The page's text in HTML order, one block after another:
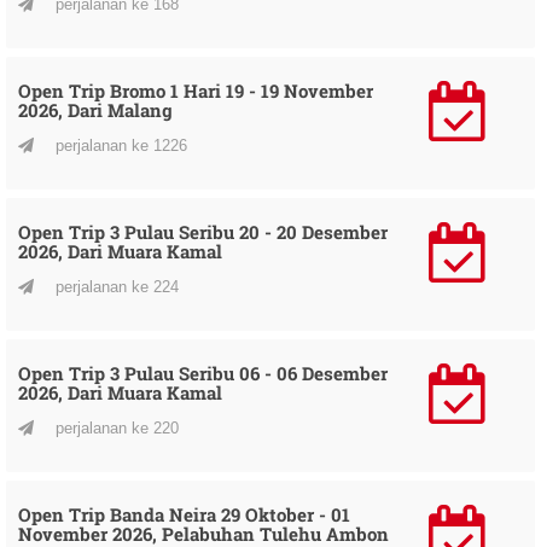
perjalanan ke 168
Open Trip Bromo 1 Hari 19 - 19 November
2026, Dari Malang
perjalanan ke 1226
Open Trip 3 Pulau Seribu 20 - 20 Desember
2026, Dari Muara Kamal
perjalanan ke 224
Open Trip 3 Pulau Seribu 06 - 06 Desember
2026, Dari Muara Kamal
perjalanan ke 220
Open Trip Banda Neira 29 Oktober - 01
November 2026, Pelabuhan Tulehu Ambon